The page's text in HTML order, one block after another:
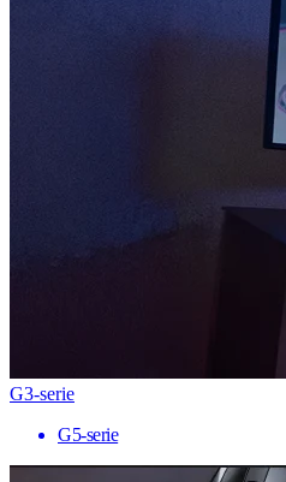
G3-serie
G5-serie